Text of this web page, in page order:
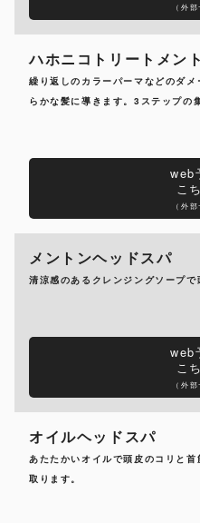
（外
ハホニコトリートメント
繰り返しのカラーパーマなどのダ
らかな髪に導きます。3ステップの
web
こ
（外
メントンヘッドスパ
清涼感のあるクレンジングソープで
web
こ
（外
オイルヘッドスパ
あたたかいオイルで頭皮のコリと
取ります。